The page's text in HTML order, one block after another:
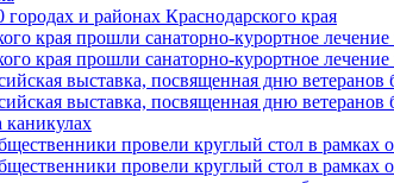
и районах Краснодарского края
края прошли санаторно-курортное
края прошли санаторно-курортное
выставка, посвященная дню
выставка, посвященная дню ветеранов
каникулах
провели круглый стол в
провели круглый стол в